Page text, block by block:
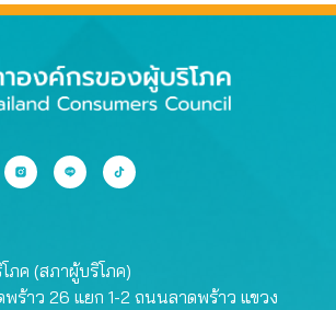
ภค (สภาผู้บริโภค)
พร้าว 26 แยก 1-2 ถนนลาดพร้าว แขวง